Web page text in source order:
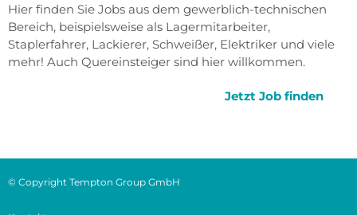
Hier finden Sie Jobs aus dem gewerblich-technischen
Bereich, beispielsweise als Lagermitarbeiter,
Staplerfahrer, Lackierer, Schweißer, Elektriker und viele
mehr! Auch Quereinsteiger sind hier willkommen.
Jetzt Job finden
© Copyright Tempton Group GmbH